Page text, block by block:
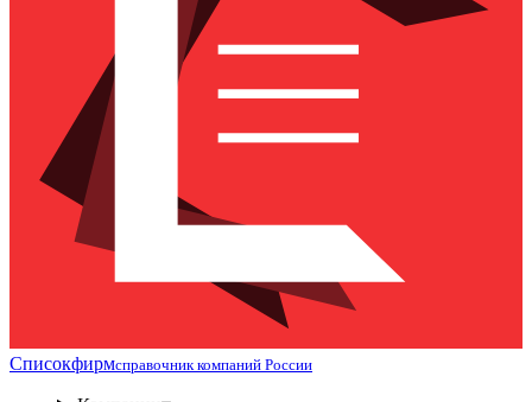
Списокфирмсправочник компаний России